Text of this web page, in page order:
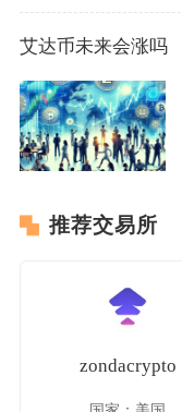
艾达币未来会涨吗
推荐交易所
zondacrypto